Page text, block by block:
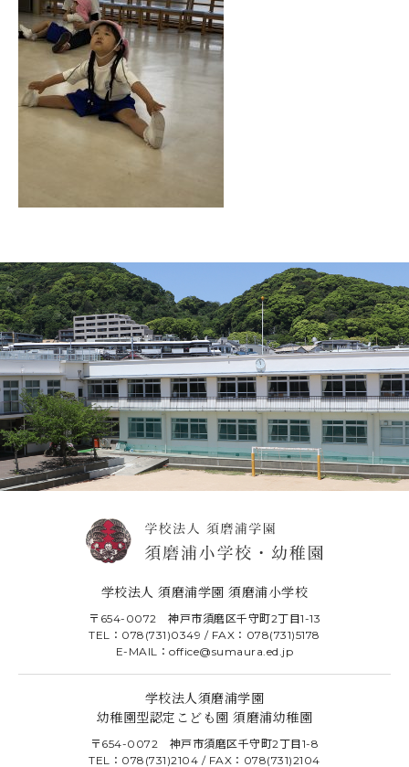
学校法人 須磨浦学園 須磨浦小学校
〒654-0072 神戸市須磨区千守町2丁目1-13
TEL：078(731)0349 / FAX：078(731)5178
E-MAIL：office@sumaura.ed.jp
学校法人須磨浦学園
幼稚園型認定こども園 須磨浦幼稚園
〒654-0072 神戸市須磨区千守町2丁目1-8
TEL：078(731)2104 / FAX：078(731)2104